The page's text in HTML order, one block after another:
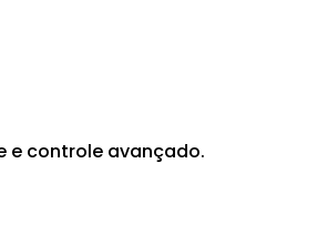
e controle avançado.